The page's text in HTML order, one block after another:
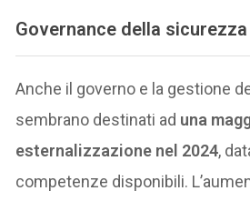
Governance della sicurezza
Anche il governo e la gestione
sembrano destinati ad una
esternalizzazione nel 2024,
competenze disponibili.